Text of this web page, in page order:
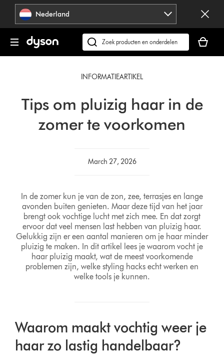
Navigatie
overslaan
Nederland
Zoek
op
is
INFORMATIEARTIKEL
Tips om pluizig haar in de
zomer te voorkomen
March 27, 2026
In de zomer kun je van de zon, zee, terrasjes en lange
avonden buiten genieten. Maar deze tijd van het jaar
brengt ook vochtige lucht met zich mee. En dat zorgt
ervoor dat veel mensen last hebben van pluizig haar.
Gelukkig zijn er een aantal manieren om je haar minder
pluizig te maken. In dit artikel lees je waarom vocht je
haar pluizig maakt, wat de meest voorkomende
problemen zijn, welke styling hacks echt werken en
welke tools je kunnen.
Waarom maakt vochtig weer je
haar zo lastig handelbaar?